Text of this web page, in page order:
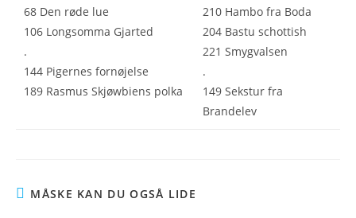
68 Den røde lue
106 Longsomma Gjarted
.
144 Pigernes fornøjelse
189 Rasmus Skjøwbiens polka
210 Hambo fra Boda
204 Bastu schottish
221 Smygvalsen
.
149 Sekstur fra
Brandelev
MÅSKE KAN DU OGSÅ LIDE